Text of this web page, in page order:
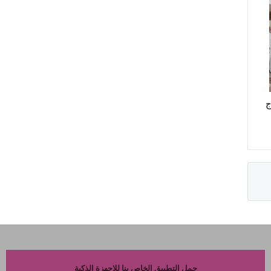
حمل التطبيق الخاص بنا للاجهزة الذكية